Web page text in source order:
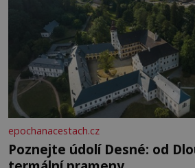
epochanacestach.cz
Poznejte údolí Desné: od